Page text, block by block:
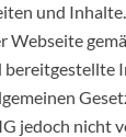
und
Webseite
bereitgestellte
jedoch nicht